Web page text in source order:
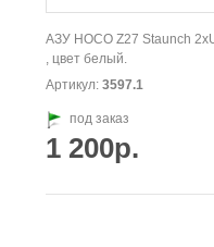
АЗУ HOCO Z27 Staunch
, цвет белый.
Артикул: 3597.1
под заказ
1 200р.